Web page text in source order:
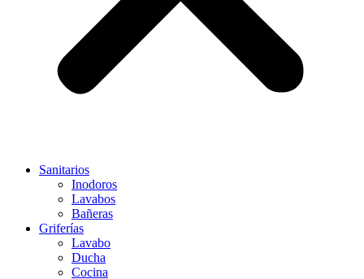
Sanitarios
Inodoros
Lavabos
Bañeras
Griferías
Lavabo
Ducha
Cocina